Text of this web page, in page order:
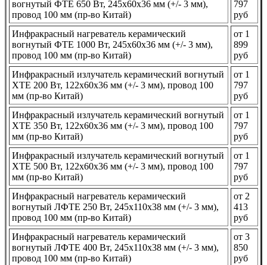
вогнутый ФТЕ 650 Вт, 245x60x36 мм (+/- 3 мм),
провод 100 мм (пр-во Китай)
797
руб
Инфракрасный нагреватель керамический
вогнутый ФТЕ 1000 Вт, 245x60x36 мм (+/- 3 мм),
провод 100 мм (пр-во Китай)
от 1
899
руб
Инфракрасный излучатель керамический вогнутый
ХТЕ 200 Вт, 122x60x36 мм (+/- 3 мм), провод 100
мм (пр-во Китай)
от 1
797
руб
Инфракрасный излучатель керамический вогнутый
ХТЕ 350 Вт, 122x60x36 мм (+/- 3 мм), провод 100
мм (пр-во Китай)
от 1
797
руб
Инфракрасный излучатель керамический вогнутый
ХТЕ 500 Вт, 122x60x36 мм (+/- 3 мм), провод 100
мм (пр-во Китай)
от 1
797
руб
Инфракрасный нагреватель керамический
вогнутый ЛФТЕ 250 Вт, 245х110х38 мм (+/- 3 мм),
провод 100 мм (пр-во Китай)
от 2
413
руб
Инфракрасный нагреватель керамический
вогнутый ЛФТЕ 400 Вт, 245х110х38 мм (+/- 3 мм),
провод 100 мм (пр-во Китай)
от 3
850
руб